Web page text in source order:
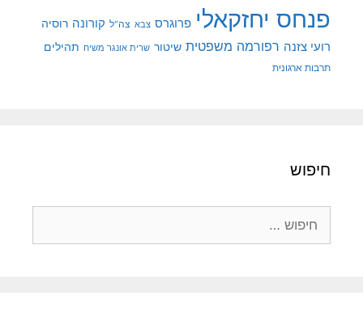
פנחס יחזקאלי פרוגרס צבא צה"ל קורונה רוסיה
רועי צזנה רפורמה משפטית שיטור שרית אונגר משיח תהילים
תרבות ארגונית
חיפוש